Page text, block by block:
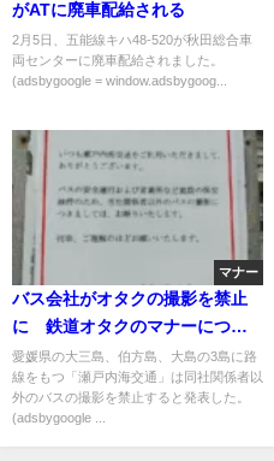
がATに廃車配給される
2月5日、五能線キハ48-520が秋田総合車
両センターに廃車配給されました。
(adsbygoogle = window.adsbygoog...
マナー
バス会社がオタクの撮影を禁止
に 鉄道オタクのマナーについ
ても考える
愛媛県の大三島、伯方島、大島の3島に路
線をもつ「瀬戸内海交通」は同社関係者以
外のバスの撮影を禁止すると発表した。
(adsbygoogle ...